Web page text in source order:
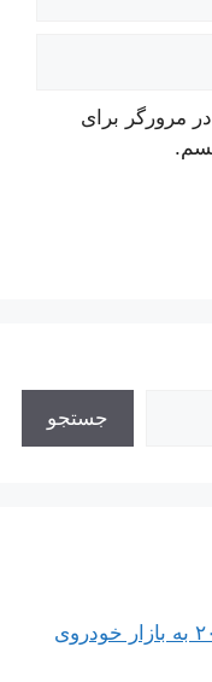
مرورگر برای
جستجو
ورود تویوتا کرولا کراس هایبرید ۲۰۲۶ به بازار خودروی